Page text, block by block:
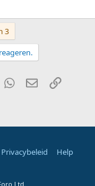
3
WhatsApp
E-mailLink
Privacybeleid
Help
Ltd.